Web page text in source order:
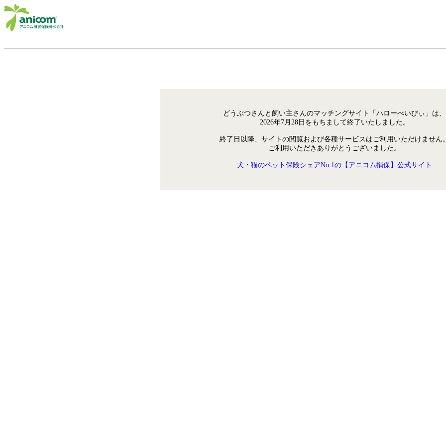
どうぶつさんと飼い主さんのマッチングサイト「ハローべいびぃ」は、
2026年7月28日をもちまして終了いたしました。
終了日以降、サイトの閲覧および各種サービスはご利用いただけません
ご利用いただきありがとうございました。
犬・猫のペット保険シェアNo.1の【アニコム損保】公式サイト